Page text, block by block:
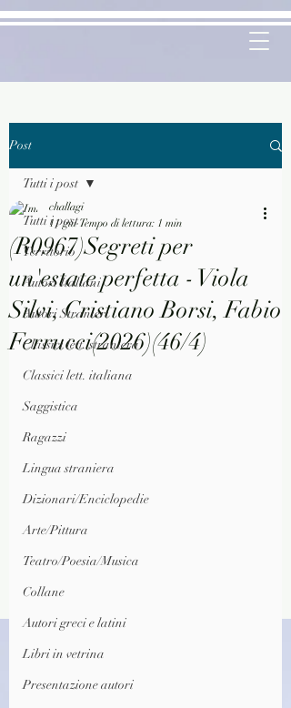
Post
Tutti i post
Territorio
Autori Italiani
Autori Stranieri
Classici lett. straniera
Classici lett. italiana
Saggistica
Ragazzi
Lingua straniera
Dizionari/Enciclopedie
Arte/Pittura
Teatro/Poesia/Musica
Collane
Autori greci e latini
Libri in vetrina
Presentazione autori
Tutti i post
(R0967)Segreti per
un'estate perfetta - Viola
Silvi, Cristiano Borsi, Fabio
Ferrucci(2026)(46/4)
challagi
11 giu Tempo di lettura: 1 min